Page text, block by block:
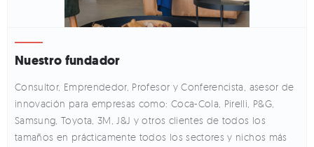
Nuestro fundador
Consultor, Emprendedor, Profesor y Conferencista, asesor de
innovación para empresas como: Coca-Cola, Pirelli, P&G,
Samsung, Toyota, 3M, J&J y otros clientes de todos los
tamaños en prácticamente todos los sectores y nichos más